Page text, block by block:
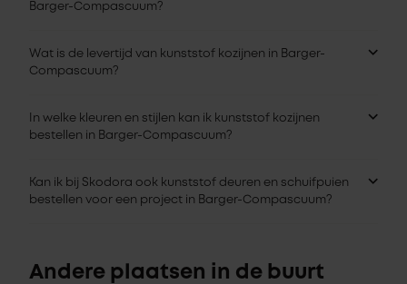
Barger-Compascuum?
Wat is de levertijd van kunststof kozijnen in Barger-
Compascuum?
In welke kleuren en stijlen kan ik kunststof kozijnen
bestellen in Barger-Compascuum?
Kan ik bij Skodora ook kunststof deuren en schuifpuien
bestellen voor een project in Barger-Compascuum?
Andere plaatsen in de buurt